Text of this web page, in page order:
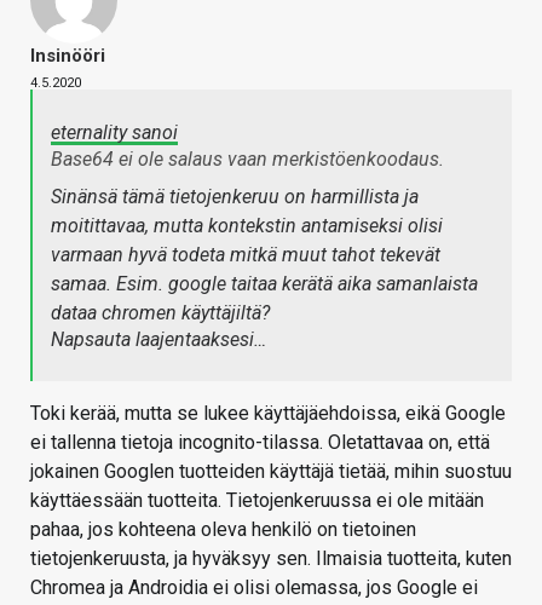
Insinööri
4.5.2020
eternality sanoi
Base64 ei ole salaus vaan merkistöenkoodaus.
Sinänsä tämä tietojenkeruu on harmillista ja
moitittavaa, mutta kontekstin antamiseksi olisi
varmaan hyvä todeta mitkä muut tahot tekevät
samaa. Esim. google taitaa kerätä aika samanlaista
dataa chromen käyttäjiltä?
Napsauta laajentaaksesi…
Toki kerää, mutta se lukee käyttäjäehdoissa, eikä Google
ei tallenna tietoja incognito-tilassa. Oletattavaa on, että
jokainen Googlen tuotteiden käyttäjä tietää, mihin suostuu
käyttäessään tuotteita. Tietojenkeruussa ei ole mitään
pahaa, jos kohteena oleva henkilö on tietoinen
tietojenkeruusta, ja hyväksyy sen. Ilmaisia tuotteita, kuten
Chromea ja Androidia ei olisi olemassa, jos Google ei